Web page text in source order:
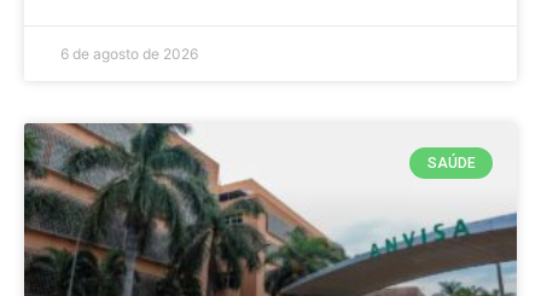
6 de agosto de 2026
SAÚDE